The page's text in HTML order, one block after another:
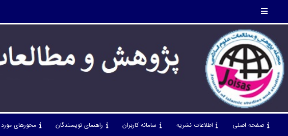
صفحه اصلی اطلاعات نشریه سامانه کاربران راهنمای نویسندگان محورهای